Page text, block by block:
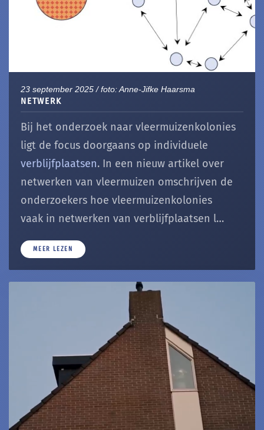
23 september 2025 / foto: Anne-Jifke Haarsma
NETWERK
Bij het onderzoek naar vleermuizenkolonies
ligt de focus doorgaans op individuele
verblijfplaatsen. In een nieuw artikel over
netwerken van vleermuizen omschrijven de
onderzoekers hoe vleermuizenkolonies
vaak in netwerken van verblijfplaatsen l…
MEER LEZEN